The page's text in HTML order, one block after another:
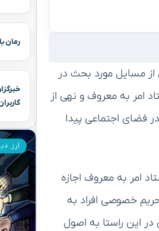
رمان
ارز
از مسایل مورد بحث در
امر به معروف و نهی از
فضای اجتماعی پیدا
امر به معروف اجازه
خصوصی افراد به
این راستا به اصول